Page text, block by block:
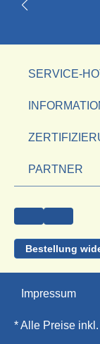
SERVICE-
PARTNER
Bestellung
Impressum
* Alle Preise